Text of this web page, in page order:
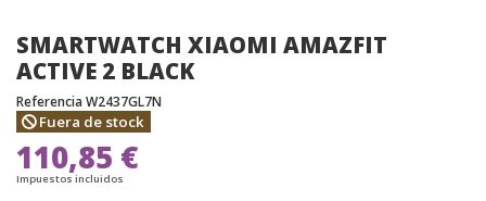
SMARTWATCH XIAOMI AMAZFIT
ACTIVE 2 BLACK
Referencia W2437GL7N
Fuera de stock
110,85 €
Impuestos incluidos